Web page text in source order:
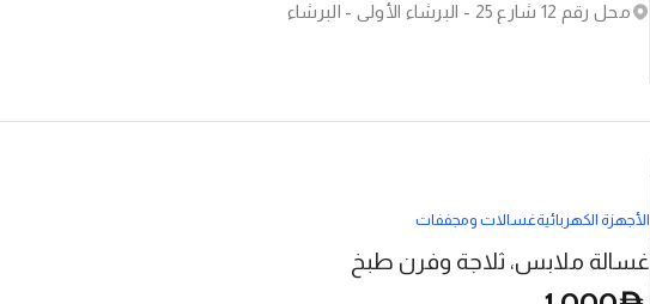
محل رقم 12 شارع 25 - البرشاء الأولى - البرشاء
الأجهزة الكهربائيةغسالات ومجففات
غسالة ملابس، ثلاجة وفرن طبخ